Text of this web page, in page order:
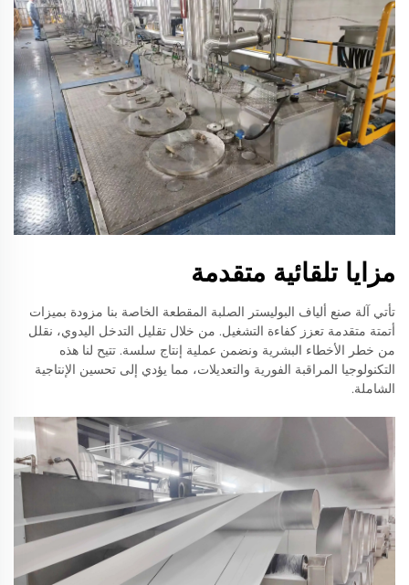
مزايا تلقائية متقدمة
تأتي آلة صنع ألياف البوليستر الصلبة المقطعة الخاصة بنا مزودة بميزات
أتمتة متقدمة تعزز كفاءة التشغيل. من خلال تقليل التدخل اليدوي، نقلل
من خطر الأخطاء البشرية ونضمن عملية إنتاج سلسة. تتيح لنا هذه
التكنولوجيا المراقبة الفورية والتعديلات، مما يؤدي إلى تحسين الإنتاجية
الشاملة.